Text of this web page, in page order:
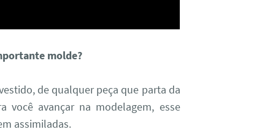
molde?
de qualquer peça que parta da
você avançar na modelagem, esse
assimiladas.